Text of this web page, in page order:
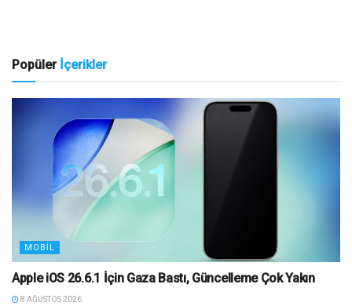
Popüler İçerikler
MOBIL
Apple iOS 26.6.1 İçin Gaza Bastı, Güncelleme Çok Yakın
8 AĞUSTOS 2026